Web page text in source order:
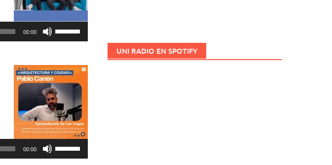
00:00
flecha
arriba/abajo
para
aumentar
o
disminuir
el
volumen.
00:00
UNI RADIO EN SPOTIFY